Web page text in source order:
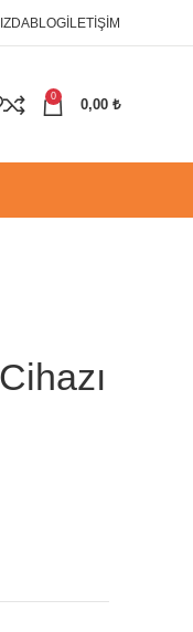
BLOGİLETIŞIM
0
0,00 ₺